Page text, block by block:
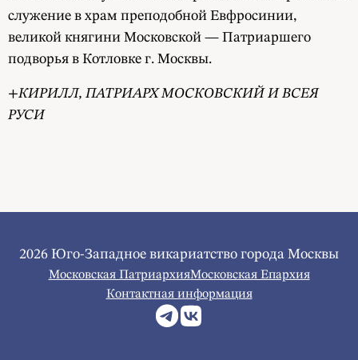
служение в храм преподобной Евфросинии,
великой княгини Московской — Патриаршего
подворья в Котловке г. Москвы.
+КИРИЛЛ, ПАТРИАРХ МОСКОВСКИЙ И ВСЕЯ
РУСИ
2026 Юго-Западное викариатство города Москвы
Московская ПатриархияМосковская Епархия
Контактная информация